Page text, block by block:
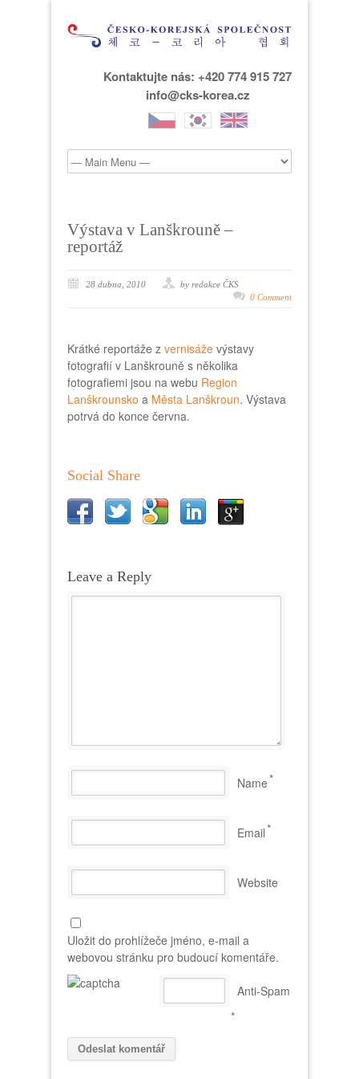
Kontaktujte nás: +420 774 915 727
info@cks-korea.cz
Výstava v Lanškrouně –
reportáž
28 dubna, 2010
by redakce ČKS
0 Comment
Krátké reportáže z vernisáže výstavy
fotografií v Lanškrouně s několika
fotografiemi jsou na webu Region
Lanškrounsko a Města Lanškroun. Výstava
potrvá do konce června.
Social Share
Leave a Reply
Name*
Email*
Website
Uložit do prohlížeče jméno, e-mail a
webovou stránku pro budoucí komentáře.
Anti-Spam
*